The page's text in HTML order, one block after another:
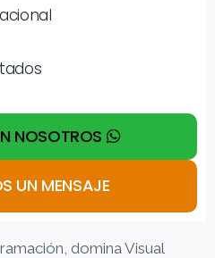
domina Visual
NOSOTROS
UN MENSAJE